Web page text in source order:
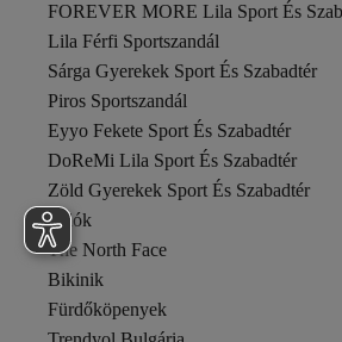
FOREVER MORE Lila Sport És
Lila Férfi Sportszandál
Sárga Gyerekek Sport És Szabadtér
Piros Sportszandál
Eyyo Fekete Sport És Szabadtér
DoReMi Lila Sport És Szabadtér
Zöld Gyerekek Sport És Szabadtér
Pólók
The North Face
Bikinik
Fürdőköpenyek